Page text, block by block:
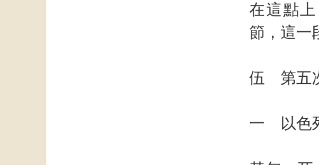
在這點
節，這一
伍 第五
一 以色